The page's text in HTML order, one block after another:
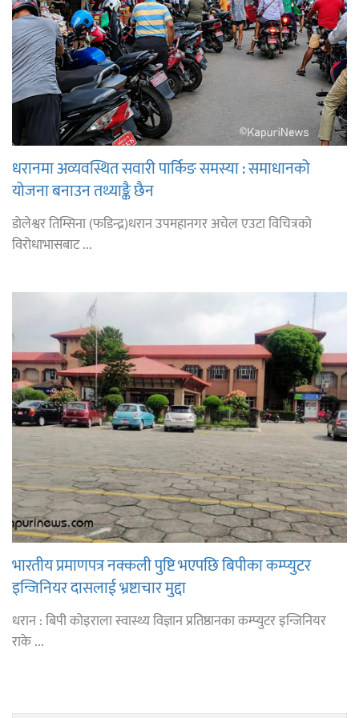
धरानमा अव्यवस्थित सवारी पार्किङ समस्या : समाधानको
योजना बनाउन तथ्याङ्कै छैन
डोलेश्वर तिम्सिना (फडिन्द्र)धरान उपमहानगर अचेल एउटा विचित्रको
विरोधाभासबाट ...
भारतीय प्रमाणपत्र नक्कली पुष्टि भएपछि बिपीका कम्प्युटर
इन्जिनियर दासलाई भ्रष्टाचार मुद्दा
धरान : बिपी कोइराला स्वास्थ्य विज्ञान प्रतिष्ठानका कम्प्युटर इन्जिनियर
राके ...